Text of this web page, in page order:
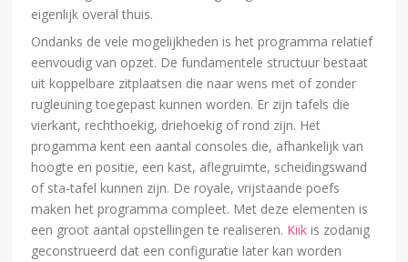
eigenlijk overal thuis.
Ondanks de vele mogelijkheden is het programma relatief
eenvoudig van opzet. De fundamentele structuur bestaat
uit koppelbare zitplaatsen die naar wens met of zonder
rugleuning toegepast kunnen worden. Er zijn tafels die
vierkant, rechthoekig, driehoekig of rond zijn. Het
progamma kent een aantal consoles die, afhankelijk van
hoogte en positie, een kast, aflegruimte, scheidingswand
of sta-tafel kunnen zijn. De royale, vrijstaande poefs
maken het programma compleet. Met deze elementen is
een groot aantal opstellingen te realiseren. Kiik is zodanig
geconstrueerd dat een configuratie later kan worden